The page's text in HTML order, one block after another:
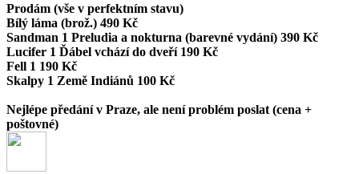
Prodám (vše v perfektním stavu)
Bílý láma (brož.) 490 Kč
Sandman 1 Preludia a nokturna (barevné vydání) 390 Kč
Lucifer 1 Ďábel vchází do dveří 190 Kč
Fell 1 190 Kč
Skalpy 1 Země Indiánů 100 Kč
Nejlépe předání v Praze, ale není problém poslat (cena +
poštovné)